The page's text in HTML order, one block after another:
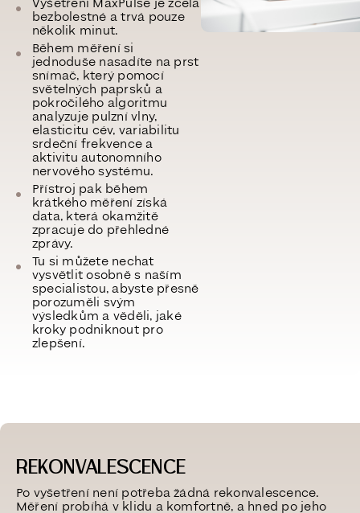
Vyšetření MaxPulse jezcela
bezbolestné a trvá pouze
několik minut.
Během měření si
jednoduše nasadíte na prst
snímač, který pomocí
světelných paprsků a
pokročilého algoritmu
analyzuje pulzní vlny,
elasticitu cév, variabilitu
srdeční frekvence a
aktivitu autonomního
nervového systému.
Přístroj pak během
krátkého měření získá
data, která okamžitě
zpracuje do přehledné
zprávy.
Tu si můžete nechat
vysvětlit osobně s naším
specialistou, abyste přesně
porozuměli svým
výsledkům a věděli, jaké
kroky podniknout pro
zlepšení.
REKONVALESCENCE
Po vyšetření není potřeba žádná rekonvalescence.
Měření probíhá v klidu a komfortně, a hned po jeho